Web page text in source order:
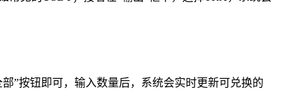
”按钮即可，输入数量后，系统会实时更新可兑换的